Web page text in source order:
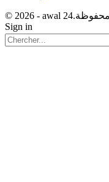
Sign in